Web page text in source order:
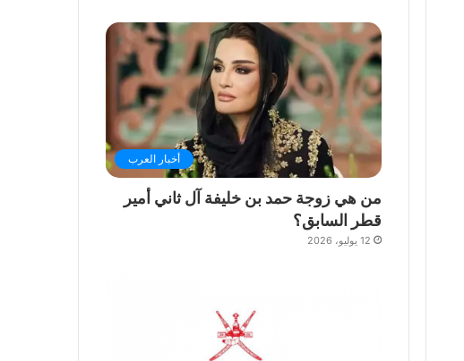
أخبار العرب
من هي زوجة حمد بن خليفة آل ثاني أمير
قطر السابق؟
12 يوليو، 2026